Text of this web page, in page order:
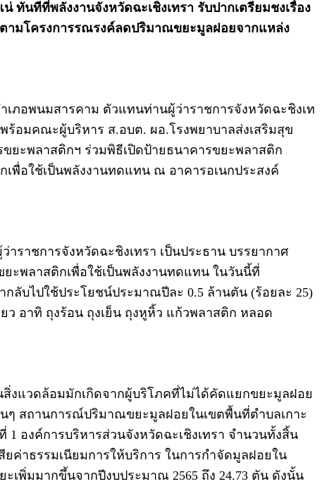
นทีที่พลังงานจังหวัดฉะเชิงเทรา รับปากเตรียมชงเรื่อง
ามโครงการรณรงค์ลดปริมาณขยะมูลฝอยจากแหล่ง
ภอพนมสารคาม ตัวแทนท่านผู้ว่าราชการจังหวัดฉะชิงเท
อมคณะผู้บริหาร ส.อบต. ผอ.โรงพยาบาลส่งเสริมสุข
ยะพลาสติกฯ ร่วมพิธีเปิดป้ายธนาคารขยะพลาสติก
พื่อใช้เป็นพลังงานทดแทน ณ อาคารอเนกประสงค์
าชการจังหวัดฉะชิงเทรา เป็นประธาน บรรยากาศ
ะพลาสติกเพื่อใช้เป็นพลังงานทดแทน ในวันนี้ที่
บไปใช้ประโยชน์ประมาณปีละ 0.5 ล้านตัน (ร้อยละ 25)
ว อาทิ ถุงร้อน ถุงเย็น ถุงหูหิ้ว แก้วพลาสติก หลอด
งแวดล้อมมักเกิดจากผู้บริโภคที่ไม่ได้คัดแยกขยะมูลฝอย
ๆ สถานการณ์ปริมาณขยะมูลฝอยในเขตพื้นที่ตำบลเกาะ
องค์การบริหารส่วนจังหวัดฉะเชิงเทรา จำนวนทั้งสิ้น
ค่าธรรมเนียมการให้บริการ ในการกำจัดมูลฝอยใน
เพิ่มมากขึ้นจากปีงบประมาณ 2565 ถึง 24.73 ตัน ดังนั้น